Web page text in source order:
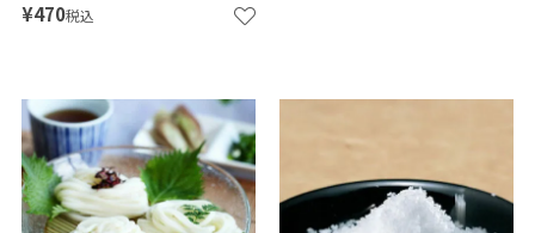
¥470税込